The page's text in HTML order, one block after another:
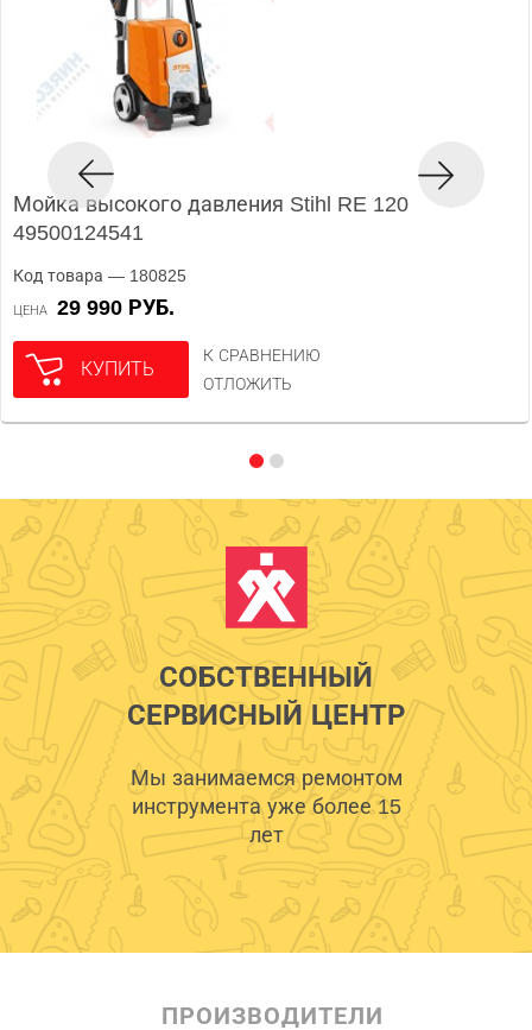
Мойка высокого давления Stihl RE 120
49500124541
Код товара — 180825
ЦЕНА 29 990 РУБ.
КУПИТЬ
К СРАВНЕНИЮ
ОТЛОЖИТЬ
СОБСТВЕННЫЙ
СЕРВИСНЫЙ ЦЕНТР
Мы занимаемся ремонтом
инструмента уже более 15
лет
ПРОИЗВОДИТЕЛИ